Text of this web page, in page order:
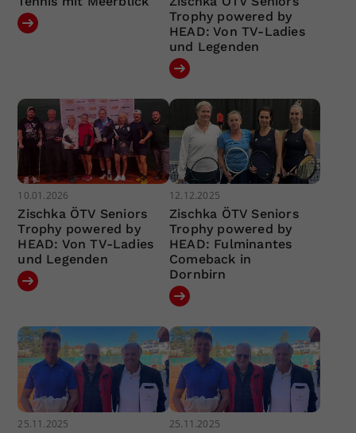
Trophy powered by
HEAD: Von TV-Ladies
und Legenden
10.01.2026
Zischka ÖTV Seniors
Trophy powered by
HEAD: Von TV-Ladies
und Legenden
12.12.2025
Zischka ÖTV Seniors
Trophy powered by
HEAD: Fulminantes
Comeback in
Dornbirn
25.11.2025 25.11.2025